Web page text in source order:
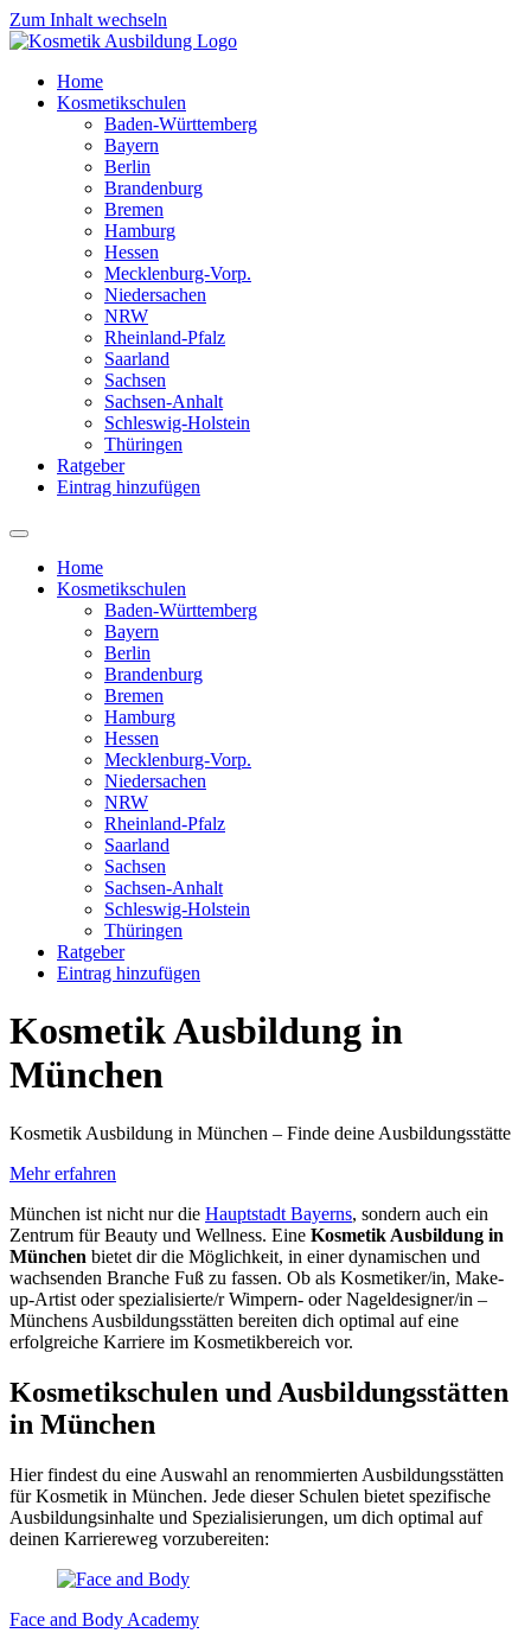
Zum Inhalt wechseln
Home
Kosmetikschulen
Baden-Württemberg
Bayern
Berlin
Brandenburg
Bremen
Hamburg
Hessen
Mecklenburg-Vorp.
Niedersachen
NRW
Rheinland-Pfalz
Saarland
Sachsen
Sachsen-Anhalt
Schleswig-Holstein
Thüringen
Ratgeber
Eintrag hinzufügen
Home
Kosmetikschulen
Baden-Württemberg
Bayern
Berlin
Brandenburg
Bremen
Hamburg
Hessen
Mecklenburg-Vorp.
Niedersachen
NRW
Rheinland-Pfalz
Saarland
Sachsen
Sachsen-Anhalt
Schleswig-Holstein
Thüringen
Ratgeber
Eintrag hinzufügen
Kosmetik Ausbildung in
München
Kosmetik Ausbildung in München – Finde deine Ausbildungsstätte
Mehr erfahren
München ist nicht nur die Hauptstadt Bayerns, sondern auch ein
Zentrum für Beauty und Wellness. Eine Kosmetik Ausbildung in
München bietet dir die Möglichkeit, in einer dynamischen und
wachsenden Branche Fuß zu fassen. Ob als Kosmetiker/in, Make-
up-Artist oder spezialisierte/r Wimpern- oder Nageldesigner/in –
Münchens Ausbildungsstätten bereiten dich optimal auf eine
erfolgreiche Karriere im Kosmetikbereich vor.
Kosmetikschulen und Ausbildungsstätten
in München
Hier findest du eine Auswahl an renommierten Ausbildungsstätten
für Kosmetik in München. Jede dieser Schulen bietet spezifische
Ausbildungsinhalte und Spezialisierungen, um dich optimal auf
deinen Karriereweg vorzubereiten:
Face and Body Academy